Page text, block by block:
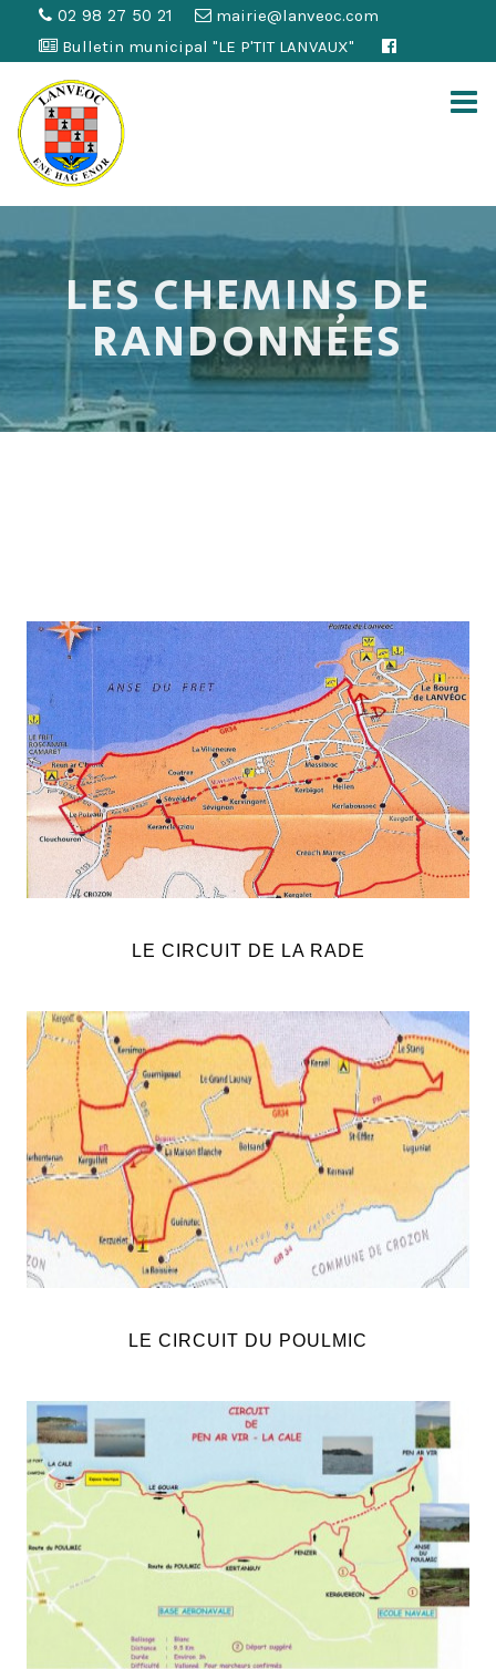
02 98 27 50 21
mairie@lanveoc.com
Bulletin municipal "LE P'TIT LANVAUX"
LES CHEMINS DE
RANDONNÉES
LE CIRCUIT DE LA RADE
LE CIRCUIT DU POULMIC